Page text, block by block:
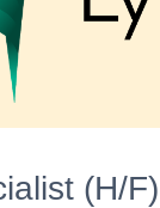
(H/F)